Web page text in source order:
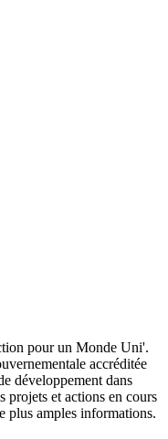
pour un Monde Uni'.
accréditée
développement dans
projets et actions en cours
plus amples informations.